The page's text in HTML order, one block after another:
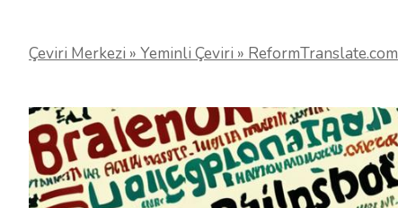
Çeviri Merkezi » Yeminli Çeviri » ReformTranslate.com